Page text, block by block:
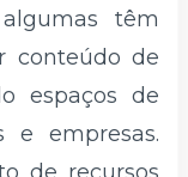
têm
conteúdo de
espaços de
e empresas.